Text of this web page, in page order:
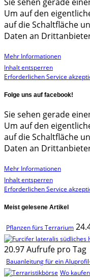
Um auf den
auf die Schaltfläche
Daten an
Mehr Informationen
Inhalt entsperren
Erforderlichen Service
Folge uns auf facebook!
Sie sehen gerade
Um auf den
auf die Schaltfläche
Daten an
Mehr Informationen
Inhalt entsperren
Erforderlichen Service
Meist gelesene Artikel
Pflanzen fürs Terrarium
20.97 Aufrufe pro Tag
Bauanleitung für ein
Wo